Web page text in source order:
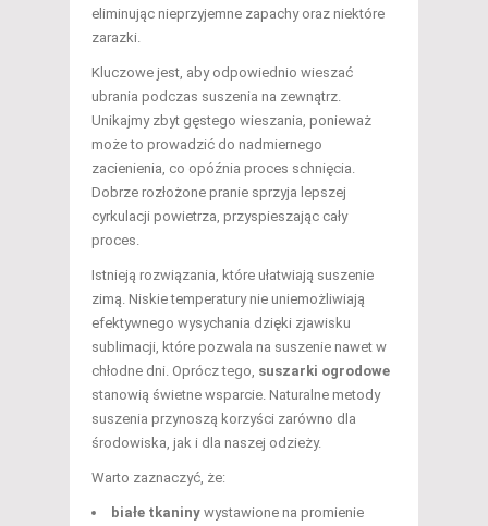
eliminując nieprzyjemne zapachy oraz niektóre
zarazki.
Kluczowe jest, aby odpowiednio wieszać
ubrania podczas suszenia na zewnątrz.
Unikajmy zbyt gęstego wieszania, ponieważ
może to prowadzić do nadmiernego
zacienienia, co opóźnia proces schnięcia.
Dobrze rozłożone pranie sprzyja lepszej
cyrkulacji powietrza, przyspieszając cały
proces.
Istnieją rozwiązania, które ułatwiają suszenie
zimą. Niskie temperatury nie uniemożliwiają
efektywnego wysychania dzięki zjawisku
sublimacji, które pozwala na suszenie nawet w
chłodne dni. Oprócz tego, suszarki ogrodowe
stanowią świetne wsparcie. Naturalne metody
suszenia przynoszą korzyści zarówno dla
środowiska, jak i dla naszej odzieży.
Warto zaznaczyć, że:
białe tkaniny wystawione na promienie